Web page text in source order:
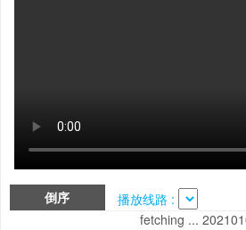
倒序
播放线路 :
fetching ...